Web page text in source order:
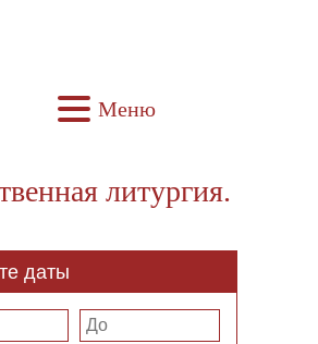
Меню
литургия.
даты